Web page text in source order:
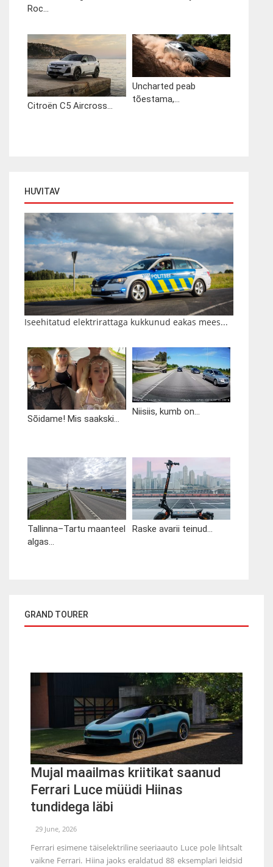
Roc...
Citroën C5 Aircross...
Uncharted peab
tõestama,...
HUVITAV
Iseehitatud elektrirattaga kukkunud eakas mees...
Sõidame! Mis saakski...
Niisiis, kumb on...
Tallinna–Tartu maanteel
algas...
Raske avarii teinud...
GRAND TOURER
Mujal maailmas kriitikat saanud
Ferrari Luce müüdi Hiinas
tundidega läbi
29 June, 2026
Ferrari esimene täiselektriline seeriaauto Luce pole lihtsalt
vaikne Ferrari. Hiina jaoks eraldatud 88 eksemplari leidsid